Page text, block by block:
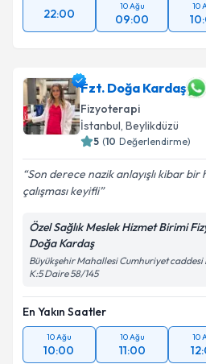
22:00
10 Ağu
09:00
10
Fzt. Doğa Kardaş
Fizyoterapi
İstanbul, Beylikdüzü
5 (10 Değerlendirme)
Son derece nazik anlayışlı kibar bir
çalışması keyifli
Özel Sağlık Meslek Hizmet Birimi
Doğa Kardaş
Büyükşehir Mahallesi Cumhuriyet caddesi
K:5 Daire 58/145
En Yakın Saatler
10 Ağu
10:00
10 Ağu
11:00
10